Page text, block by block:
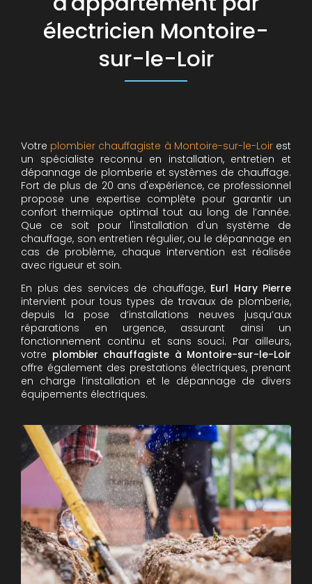
électricien Montoire-
sur-le-Loir
Votre plombier chauffagiste à Montoire-sur-le-Loir est
un spécialiste reconnu en installation, entretien et
dépannage de plomberie et systèmes de chauffage.
Fort de plus de 20 ans d'expérience, ce professionnel
propose une expertise complète pour garantir un
confort thermique optimal tout au long de l’année.
Que ce soit pour l'installation d'un système de
chauffage, son entretien régulier, ou le dépannage en
cas de problème, chaque intervention est réalisée
avec rigueur et soin.
En plus des services de chauffage,Eurl Hary Pierre
intervient pour tous types de travaux de plomberie,
depuis la pose d’installations neuves jusqu’aux
réparations en urgence, assurant ainsi un
fonctionnement continu et sans souci. Par ailleurs,
votre plombier chauffagiste à Montoire-sur-le-Loir
offre également des prestations électriques, prenant
en charge l’installation et le dépannage de divers
équipements électriques.